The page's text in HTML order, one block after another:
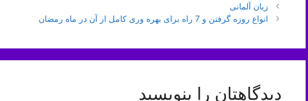
ناوبری
نوشته‌ها
زبان آلمانی
انواع روزه گرفتن و 7 راه برای بهره وری کامل از آن در ماه رمضان
دیدگاهتان را بنویسید